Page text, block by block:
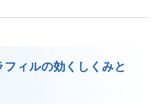
フィルの効くしくみと